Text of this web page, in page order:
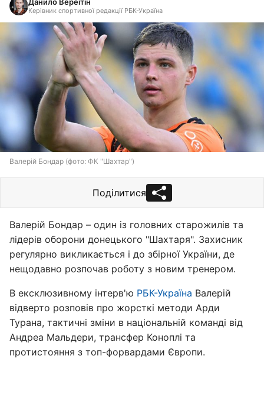
Керівник спортивної редакції РБК-Україна
Валерій Бондар (фото: ФК "Шахтар")
Поділитися
Валерій Бондар – один із головних старожилів та
лідерів оборони донецького "Шахтаря". Захисник
регулярно викликається і до збірної України, де
нещодавно розпочав роботу з новим тренером.
В ексклюзивному інтерв'ю РБК-Україна Валерій
відверто розповів про жорсткі методи Арди
Турана, тактичні зміни в національній команді від
Андреа Мальдери, трансфер Коноплі та
протистояння з топ-форвардами Європи.